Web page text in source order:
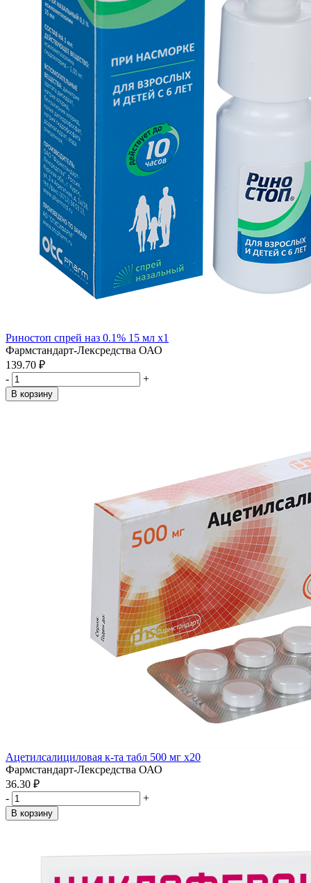
Риностоп спрей наз 0.1% 15 мл x1
Фармстандарт-Лексредства ОАО
139.70 ₽
-
+
В корзину
Ацетилсалициловая к-та табл 500 мг x20
Фармстандарт-Лексредства ОАО
36.30 ₽
-
+
В корзину